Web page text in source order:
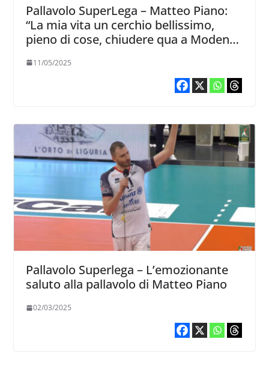
Pallavolo SuperLega – Matteo Piano:
“La mia vita un cerchio bellissimo,
pieno di cose, chiudere qua a Modena
11/05/2025
Pallavolo Superlega – L’emozionante
saluto alla pallavolo di Matteo Piano
02/03/2025